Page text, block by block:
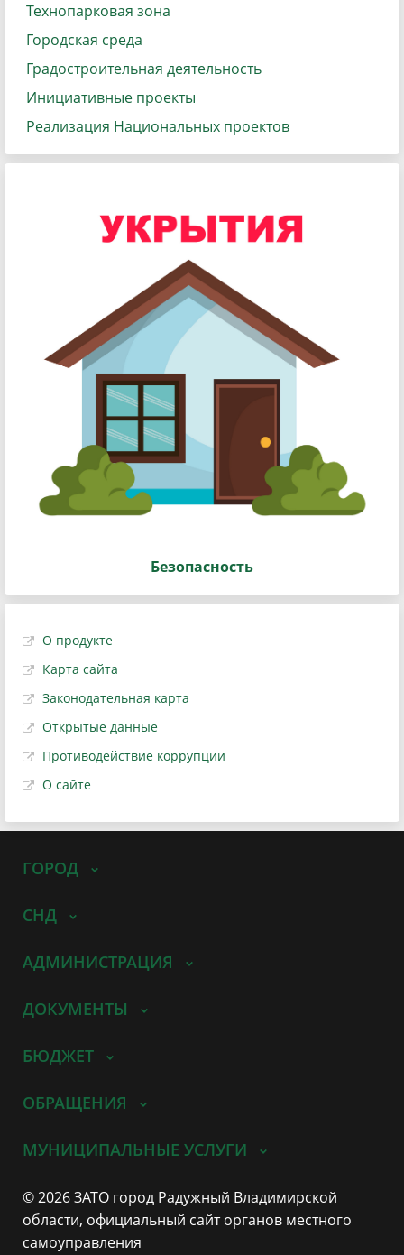
Технопарковая зона
Городская среда
Градостроительная деятельность
Инициативные проекты
Реализация Национальных проектов
Безопасность
О продукте
Карта сайта
Законодательная карта
Открытые данные
Противодействие коррупции
О сайте
ГОРОД
СНД
АДМИНИСТРАЦИЯ
ДОКУМЕНТЫ
БЮДЖЕТ
ОБРАЩЕНИЯ
МУНИЦИПАЛЬНЫЕ УСЛУГИ
© 2026 ЗАТО город Радужный Владимирской
области, официальный сайт органов местного
самоуправления